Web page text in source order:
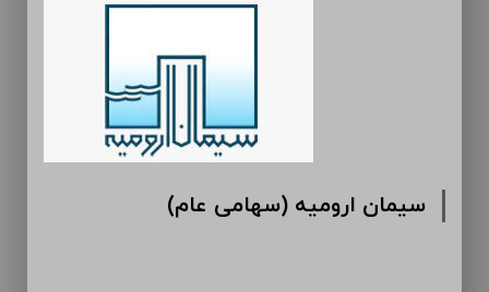
سیمان ارومیه (سهامی عام)